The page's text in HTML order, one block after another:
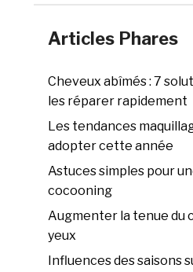
Articles Phares
Cheveux abîmés : 7
les réparer rapidement
Les tendances
adopter cette année
Astuces simples pour
cocooning
Augmenter la tenue du
yeux
Influences des saisons